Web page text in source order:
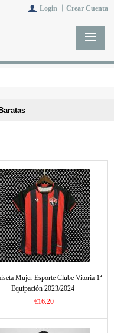
Login 丨 Crear Cuenta
Mujer Esporte Clube Vitoria 1ª
Equipación 2023/2024
€16.20